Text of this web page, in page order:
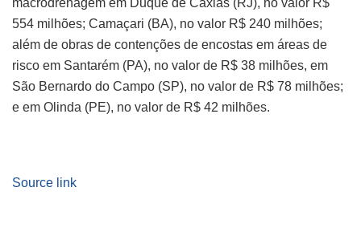
554 milhões; Camaçari (BA), no valor R$ 240 milhões;
além de obras de contenções de encostas em áreas de
risco em Santarém (PA), no valor de R$ 38 milhões, em
São Bernardo do Campo (SP), no valor de R$ 78 milhões;
e em Olinda (PE), no valor de R$ 42 milhões.
Source link